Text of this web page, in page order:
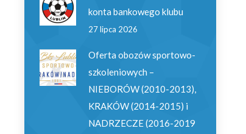
konta bankowego klubu
27 lipca 2026
Oferta obozów sportowo-
szkoleniowych –
NIEBORÓW (2010-2013),
KRAKÓW (2014-2015) i
NADRZECZE (2016-2019